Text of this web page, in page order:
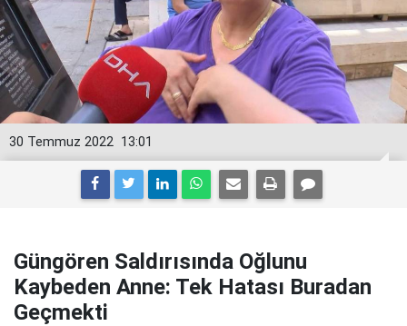
13:01
30 Temmuz 2022
Güngören Saldırısında Oğlunu
Kaybeden Anne: Tek Hatası Buradan
Geçmekti